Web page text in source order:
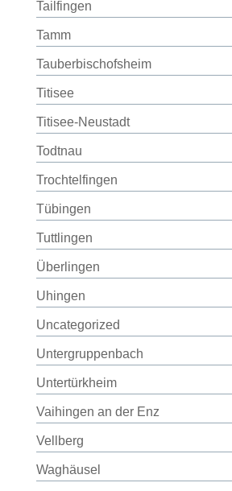
Tailfingen
Tamm
Tauberbischofsheim
Titisee
Titisee-Neustadt
Todtnau
Trochtelfingen
Tübingen
Tuttlingen
Überlingen
Uhingen
Uncategorized
Untergruppenbach
Untertürkheim
Vaihingen an der Enz
Vellberg
Waghäusel